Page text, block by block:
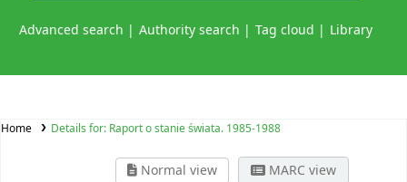
Advanced search Authority search Tag cloud Library
Home Details for: Raport o stanie świata. 1985-1988
Normal view
MARC view